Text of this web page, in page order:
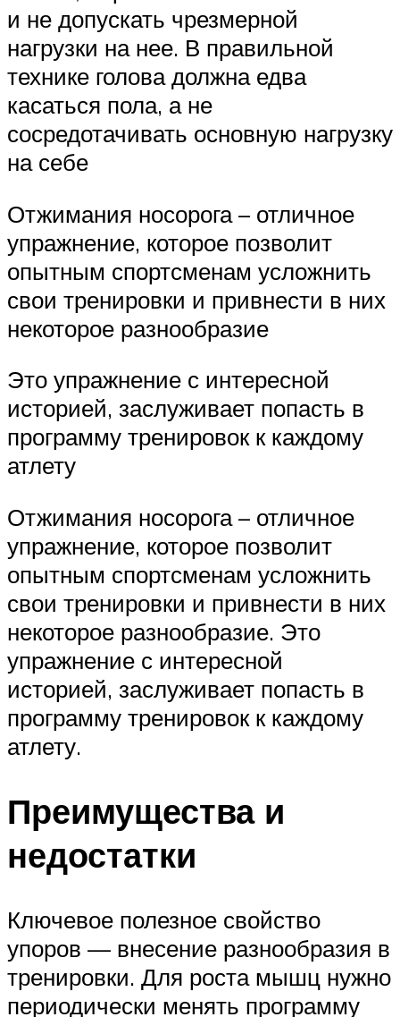
и не допускать чрезмерной
нагрузки на нее. В правильной
технике голова должна едва
касаться пола, а не
сосредотачивать основную нагрузку
на себе
Отжимания носорога – отличное
упражнение, которое позволит
опытным спортсменам усложнить
свои тренировки и привнести в них
некоторое разнообразие
Это упражнение с интересной
историей, заслуживает попасть в
программу тренировок к каждому
атлету
Отжимания носорога – отличное
упражнение, которое позволит
опытным спортсменам усложнить
свои тренировки и привнести в них
некоторое разнообразие. Это
упражнение с интересной
историей, заслуживает попасть в
программу тренировок к каждому
атлету.
Преимущества и
недостатки
Ключевое полезное свойство
упоров — внесение разнообразия в
тренировки. Для роста мышц нужно
периодически менять программу